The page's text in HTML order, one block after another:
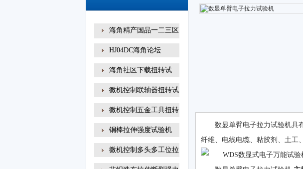
海角精产国品一二三区
HJ04DC海角论坛
海角社区下载扭转试
微机控制联轴器扭转试
微机控制五金工具扭转
铜棒拉伸强度试验机
微机控制多头多工位拉
数显单臂电子拉力试验机具有结构
纤维、电线电缆、粘胶剂、土工